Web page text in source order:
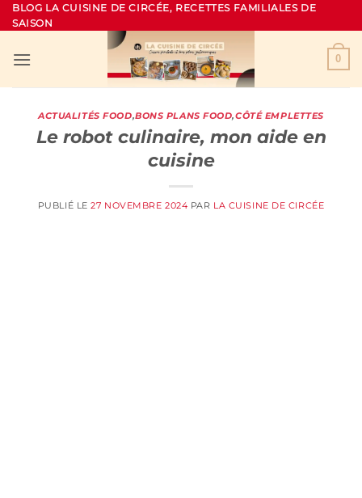
Passer
au
BLOG LA CUISINE DE CIRCÉE, RECETTES FAMILIALES DE
SAISON
0
ACTUALITÉS FOOD,BONS PLANS FOOD,CÔTÉ EMPLETTES
Le robot culinaire, mon aide en
cuisine
PUBLIÉ LE27 NOVEMBRE 2024 PAR LA CUISINE DE CIRCÉE